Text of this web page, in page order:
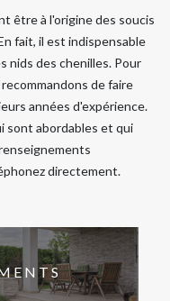
être à l'origine des soucis
fait, il est indispensable
nids des chenilles. Pour
de faire
années d'expérience.
sont abordables et qui
directement.